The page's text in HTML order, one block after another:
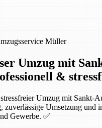
Müller
Umzug mit
&
Umzug mit Sankt-
zuverlässige Umsetzung und
Gewerbe. ✅